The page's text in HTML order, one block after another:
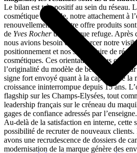
Le bilan est très positif au sein du réseau.
cosmétique végétale, notre attachement à
renouvellement de notre offre produits
de Yves Rocherune marque refuge. Après
nous avions besoin de renforcer notre
positionnement et nos savoir-faire de
cosmétiques. Ces orientations nous ont
l’originalité du modèle de beauté prôné par
signe fort envoyé quant à la capacité de la
croissance ininterrompue depuis 15 ans.
flagship sur les Champs-Elysées, tout
leadership français sur le créneau du
gages de confiance adressés par l’enseigne.
Au-delà de la satisfaction en interne, cette
possibilité de recruter de nouveaux
avons une recrudescence de dossiers de
modernisation de la marque génère des